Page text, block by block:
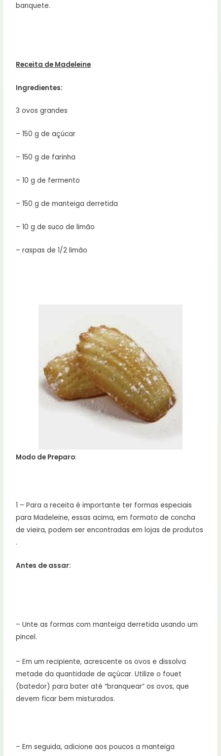
banquete.
Receita de Madeleine
Ingredientes:
3 ovos grandes
– 150 g de açúcar
– 150 g de farinha
– 10 g de fermento
– 150 g de manteiga derretida
– 10 g de suco de limão
– raspas de 1/2 limão
Modo de Preparo:
1 – Para a receita é importante ter formas especiais
para Madeleine, essas acima, em formato de concha
de vieira, podem ser encontradas em lojas de produtos
.
Antes de assar:
– Unte as formas com manteiga derretida usando um
pincel.
– Em um recipiente, acrescente os ovos e dissolva
metade da quantidade de açúcar. Utilize o fouet
(batedor) para bater até “branquear” os ovos, que
devem ficar bem misturados.
– Em seguida, adicione aos poucos a manteiga